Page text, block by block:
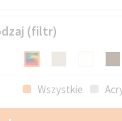
(filtr)
Wszystkie